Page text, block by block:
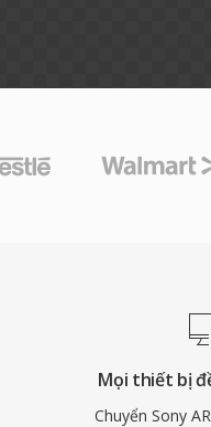
Mọi thiết bị
Chuyển Sony